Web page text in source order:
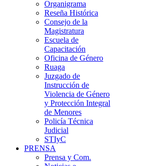
Organigrama
Reseña Histórica
Consejo de la
Magistratura
Escuela de
Capacitación
Oficina de Género
Ruaga
Juzgado de
Instrucción de
Violencia de Género
y Protección Integral
de Menores
Policía Técnica
Judicial
STIyC
PRENSA
Prensa y Com.